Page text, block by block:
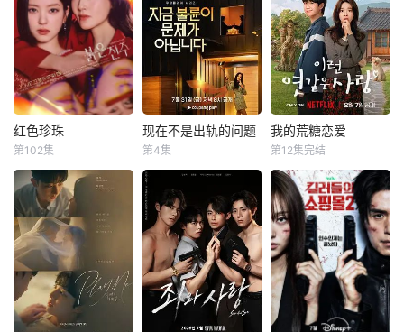
为老婆高世允（李
雪 饰）在提出离婚
的第二日突然遭到
神秘绑架，瞬间被
警方锁定为头号通
缉犯。为救出失踪
的妻子，姜泰柱一
边躲避警方的通
查。但离奇绑架案
背后，真是为了赎
金那么简单？
过着相夫教子的普
通生活。表面上她
看起来温顺和善，
还很怕婆婆，真实
身份却是4年前突
然隐退的杀手“翠
鸟”。产假结束后，
她又开始执行各种
败类。但同时，也
引起了警方的注
意…一面是家长里
短，一面是杀伐果
断，俞宝娜的双面
生活就此展开！
世界上最完美的男
人和笨拙的女人之
間展開！這是一部
由不同世代的人共
同寫的浪漫家庭
劇，每個人都渴望
成為自己人生的主
角。
红色珍珠
李元宗
【SPOTV新闻 =
记者 姜孝珍】演员
朴真熙即将全面回
归荧屏。据SPOTV
新闻7日报道，朴
真熙将主演KBS新
日播剧《红珍
红色珍珠
第102集
现在不是出轨的问题
以“贩卖幸福家
庭形象”赚钱的网红
夫妇，与他们正陷
入泥淖般离婚诉讼
的医师邻居。
两对夫妻卷入连外
遇都算小事的惊人
现在不是出轨的问题
第4集
我的荒糖恋爱
野心勃勃的女检察
官高恩世（贺营
饰）意外失忆，住
进拳击教练张泰河
（丁海寅 饰）家
中，对方还自称是
她的男友。这段剪
不断理还乱的棘手
我的荒糖恋爱
第12集完结